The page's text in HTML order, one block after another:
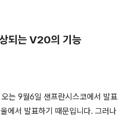
되는 V20의 기능
는 9월6일 샌프란시스코에서 발표
에서 발표하기 때문입니다. 그러나